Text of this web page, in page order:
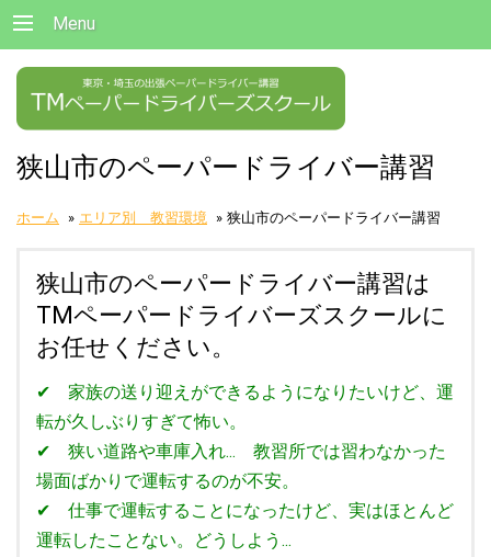
Menu
狭山市のペーパードライバー講習
ホーム » エリア別 教習環境 » 狭山市のペーパードライバー講習
狭山市のペーパードライバー講習は
TMペーパードライバーズスクールに
お任せください。
✔ 家族の送り迎えができるようになりたいけど、運
転が久しぶりすぎて怖い。
✔ 狭い道路や車庫入れ... 教習所では習わなかった
場面ばかりで運転するのが不安。
✔ 仕事で運転することになったけど、実はほとんど
運転したことない。どうしよう...